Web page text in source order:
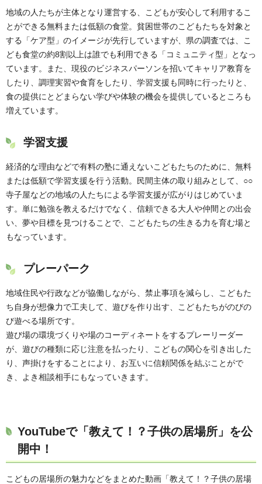
地域の人たちが主体となり運営する、こどもが安心して利用するこ
とができる無料または低額の食堂。貧困世帯のこどもたちを対象と
する「ケア型」のイメージが先行していますが、県の調査では、こ
ども食堂の約8割以上は誰でも利用できる「コミュニティ型」となっ
ています。また、現役のビジネスパーソンを招いてキャリア教育を
したり、調理実習や食育をしたり、学習支援も同時に行ったりと、
食の提供にとどまらない学びや体験の機会を提供しているところも
増えています。
学習支援
経済的な理由などで有料の塾に通えないこどもたちのために、無料
または低額で学習支援を行う活動。民間主体の取り組みとして、○○
寺子屋などの地域の人たちによる学習支援が広がりはじめていま
す。単に勉強を教えるだけでなく、信頼できる大人や仲間との出会
い、夢や目標を見つけることで、こどもたちの生きる力を育む場と
もなっています。
プレーパーク
地域住民や行政などが協働しながら、禁止事項を減らし、こどもた
ち自身が想像力で工夫して、遊びを作り出す、こどもたちがのびの
び遊べる場所です。
遊び場の環境づくりや場のコーディネートをするプレーリーダー
が、遊びの種類に応じ注意を払ったり、こどもの関心を引き出した
り、声掛けをすることにより、お互いに信頼関係を結ぶことがで
き、よき相談相手にもなっていきます。
YouTubeで「教えて！？子供の居場所」を公
開中！
こどもの居場所の魅力などをまとめた動画「教えて！？子供の居場